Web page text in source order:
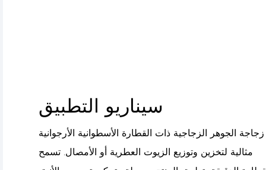
سيناريو التطبيق
زجاجة الجوهر الزجاجية ذات القطارة الأسطوانية الأرجوانية
مثالية لتخزين وتوزيع الزيوت العطرية أو الأمصال. تسمح